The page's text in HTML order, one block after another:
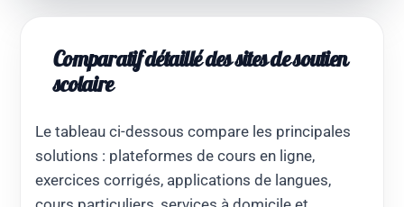
Comparatif détaillé des sites de soutien
scolaire
Le tableau ci-dessous compare les principales
solutions : plateformes de cours en ligne,
exercices corrigés, applications de langues,